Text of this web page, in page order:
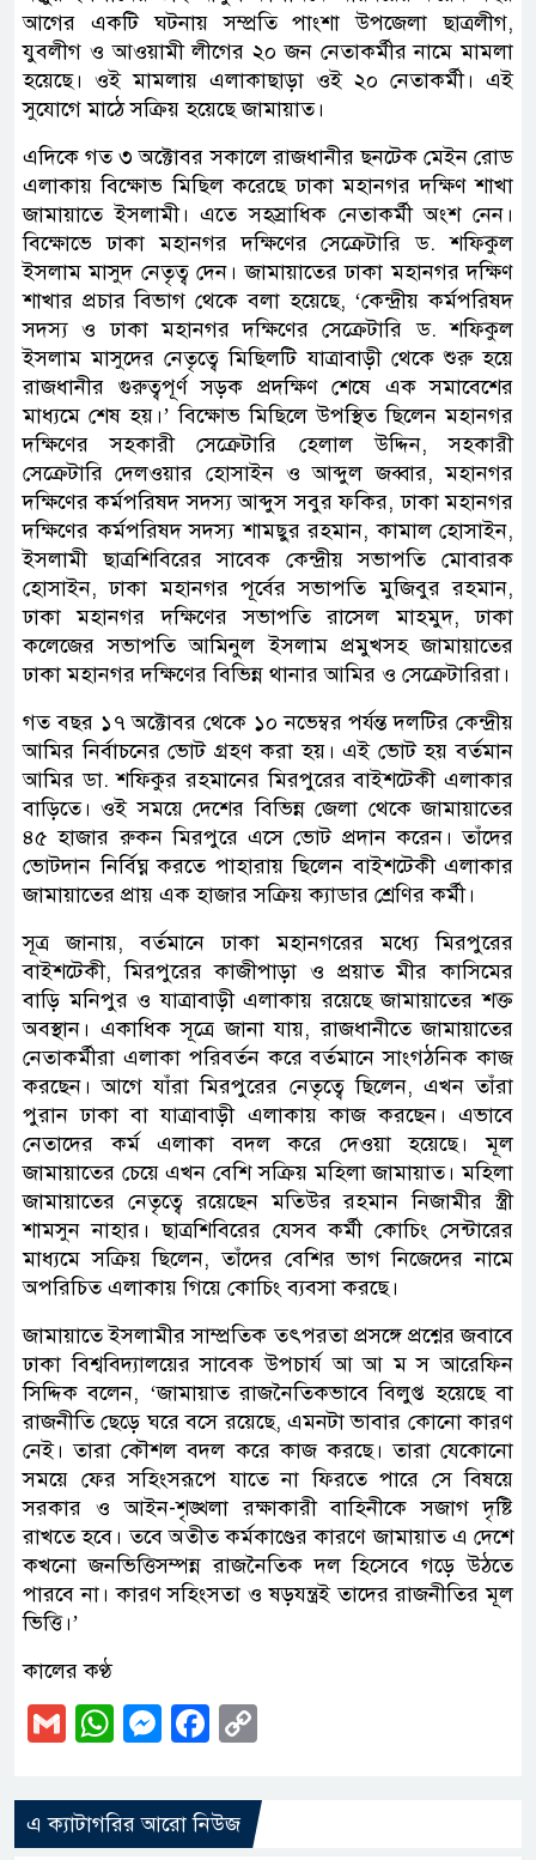
আগের একটি ঘটনায় সম্প্রতি পাংশা উপজেলা ছাত্রলীগ,
যুবলীগ ও আওয়ামী লীগের ২০ জন নেতাকর্মীর নামে মামলা
হয়েছে। ওই মামলায় এলাকাছাড়া ওই ২০ নেতাকর্মী। এই
সুযোগে মাঠে সক্রিয় হয়েছে জামায়াত।
এদিকে গত ৩ অক্টোবর সকালে রাজধানীর ছনটেক মেইন রোড
এলাকায় বিক্ষোভ মিছিল করেছে ঢাকা মহানগর দক্ষিণ শাখা
জামায়াতে ইসলামী। এতে সহস্রাধিক নেতাকর্মী অংশ নেন।
বিক্ষোভে ঢাকা মহানগর দক্ষিণের সেক্রেটারি ড. শফিকুল
ইসলাম মাসুদ নেতৃত্ব দেন। জামায়াতের ঢাকা মহানগর দক্ষিণ
শাখার প্রচার বিভাগ থেকে বলা হয়েছে, ‘কেন্দ্রীয় কর্মপরিষদ
সদস্য ও ঢাকা মহানগর দক্ষিণের সেক্রেটারি ড. শফিকুল
ইসলাম মাসুদের নেতৃত্বে মিছিলটি যাত্রাবাড়ী থেকে শুরু হয়ে
রাজধানীর গুরুত্বপূর্ণ সড়ক প্রদক্ষিণ শেষে এক সমাবেশের
মাধ্যমে শেষ হয়।’ বিক্ষোভ মিছিলে উপস্থিত ছিলেন মহানগর
দক্ষিণের সহকারী সেক্রেটারি হেলাল উদ্দিন, সহকারী
সেক্রেটারি দেলওয়ার হোসাইন ও আব্দুল জব্বার, মহানগর
দক্ষিণের কর্মপরিষদ সদস্য আব্দুস সবুর ফকির, ঢাকা মহানগর
দক্ষিণের কর্মপরিষদ সদস্য শামছুর রহমান, কামাল হোসাইন,
ইসলামী ছাত্রশিবিরের সাবেক কেন্দ্রীয় সভাপতি মোবারক
হোসাইন, ঢাকা মহানগর পূর্বের সভাপতি মুজিবুর রহমান,
ঢাকা মহানগর দক্ষিণের সভাপতি রাসেল মাহমুদ, ঢাকা
কলেজের সভাপতি আমিনুল ইসলাম প্রমুখসহ জামায়াতের
ঢাকা মহানগর দক্ষিণের বিভিন্ন থানার আমির ও সেক্রেটারিরা।
গত বছর ১৭ অক্টোবর থেকে ১০ নভেম্বর পর্যন্ত দলটির কেন্দ্রীয়
আমির নির্বাচনের ভোট গ্রহণ করা হয়। এই ভোট হয় বর্তমান
আমির ডা. শফিকুর রহমানের মিরপুরের বাইশটেকী এলাকার
বাড়িতে। ওই সময়ে দেশের বিভিন্ন জেলা থেকে জামায়াতের
৪৫ হাজার রুকন মিরপুরে এসে ভোট প্রদান করেন। তাঁদের
ভোটদান নির্বিঘ্ন করতে পাহারায় ছিলেন বাইশটেকী এলাকার
জামায়াতের প্রায় এক হাজার সক্রিয় ক্যাডার শ্রেণির কর্মী।
সূত্র জানায়, বর্তমানে ঢাকা মহানগরের মধ্যে মিরপুরের
বাইশটেকী, মিরপুরের কাজীপাড়া ও প্রয়াত মীর কাসিমের
বাড়ি মনিপুর ও যাত্রাবাড়ী এলাকায় রয়েছে জামায়াতের শক্ত
অবস্থান। একাধিক সূত্রে জানা যায়, রাজধানীতে জামায়াতের
নেতাকর্মীরা এলাকা পরিবর্তন করে বর্তমানে সাংগঠনিক কাজ
করছেন। আগে যাঁরা মিরপুরের নেতৃত্বে ছিলেন, এখন তাঁরা
পুরান ঢাকা বা যাত্রাবাড়ী এলাকায় কাজ করছেন। এভাবে
নেতাদের কর্ম এলাকা বদল করে দেওয়া হয়েছে। মূল
জামায়াতের চেয়ে এখন বেশি সক্রিয় মহিলা জামায়াত। মহিলা
জামায়াতের নেতৃত্বে রয়েছেন মতিউর রহমান নিজামীর স্ত্রী
শামসুন নাহার। ছাত্রশিবিরের যেসব কর্মী কোচিং সেন্টারের
মাধ্যমে সক্রিয় ছিলেন, তাঁদের বেশির ভাগ নিজেদের নামে
অপরিচিত এলাকায় গিয়ে কোচিং ব্যবসা করছে।
জামায়াতে ইসলামীর সাম্প্রতিক তৎপরতা প্রসঙ্গে প্রশ্নের জবাবে
ঢাকা বিশ্ববিদ্যালয়ের সাবেক উপচার্য আ আ ম স আরেফিন
সিদ্দিক বলেন, ‘জামায়াত রাজনৈতিকভাবে বিলুপ্ত হয়েছে বা
রাজনীতি ছেড়ে ঘরে বসে রয়েছে, এমনটা ভাবার কোনো কারণ
নেই। তারা কৌশল বদল করে কাজ করছে। তারা যেকোনো
সময়ে ফের সহিংসরূপে যাতে না ফিরতে পারে সে বিষয়ে
সরকার ও আইন-শৃঙ্খলা রক্ষাকারী বাহিনীকে সজাগ দৃষ্টি
রাখতে হবে। তবে অতীত কর্মকাণ্ডের কারণে জামায়াত এ দেশে
কখনো জনভিত্তিসম্পন্ন রাজনৈতিক দল হিসেবে গড়ে উঠতে
পারবে না। কারণ সহিংসতা ও ষড়যন্ত্রই তাদের রাজনীতির মূল
ভিত্তি।’
কালের কণ্ঠ
GmailWhatsApp
Messenger
Facebook
এ ক্যাটাগরির আরো নিউজ